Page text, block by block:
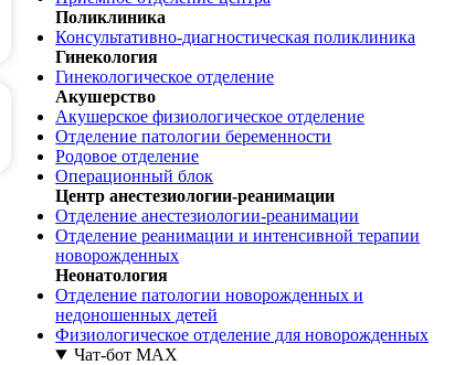
Поликлиника
Консультативно-диагностическая поликлиника
Гинекология
Гинекологическое отделение
Акушерство
Акушерское физиологическое отделение
Отделение патологии беременности
Родовое отделение
Операционный блок
Центр анестезиологии-реанимации
Отделение анестезиологии-реанимации
Отделение реанимации и интенсивной терапии
новорожденных
Неонатология
Отделение патологии новорожденных и
недоношенных детей
Физиологическое отделение для новорожденных
Чат-бот МАХ